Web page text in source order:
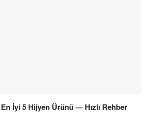
İyi 5 Hijyen Ürünü — Hızlı Rehber